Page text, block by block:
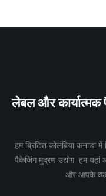
लेबल और
हम ब्रिटिश कोलंबिया
पैकेजिंग मुद्रण उद्योग हम यहां
और आपके